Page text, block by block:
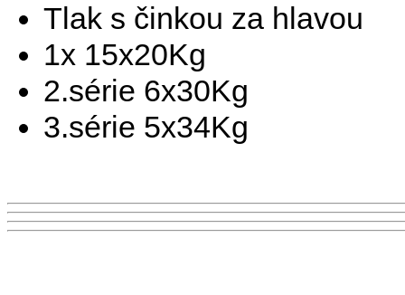
Tlak s činkou za hlavou
1x 15x20Kg
2.série 6x30Kg
3.série 5x34Kg